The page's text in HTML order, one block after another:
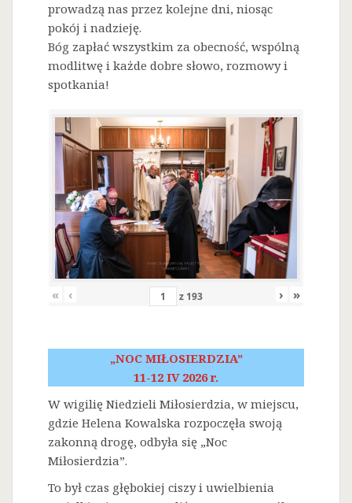
prowadzą nas przez kolejne dni, niosąc
pokój i nadzieję.
Bóg zapłać wszystkim za obecność, wspólną
modlitwę i każde dobre słowo, rozmowy i
spotkania!
« ‹ z 193 › »
„NOC MIŁOSIERDZIA”
11-12 IV 2026 r.
W wigilię Niedzieli Miłosierdzia, w miejscu,
gdzie Helena Kowalska rozpoczęła swoją
zakonną drogę, odbyła się „Noc
Miłosierdzia”.
To był czas głębokiej ciszy i uwielbienia